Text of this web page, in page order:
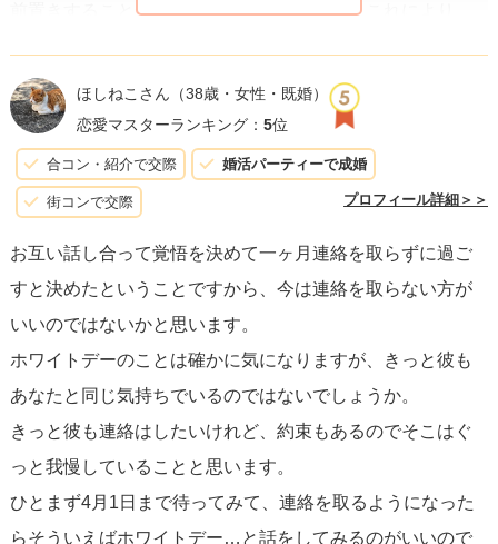
前置きすることから始めると良いでしょう。これにより、
ちを伝えられます。例えば、「ホワイトデーについて確認
したいことがあるんだけど、今少しだけ話してもいいか
な？」といった形で、彼の気持ちを尊重することを優先に
考えることが重要です。
とはいえ、連絡をするかどうかは最終的にはあなたの判断
です。連絡を控える選択をした場合も、約束を厳守したこ
とにより、あなたの真剣さや忍耐力を示すことができると
いう側面もあります。
どちらの選択にしても、最終的に大切なのは4/1以降にお互
いがどう向き合うかです。この期間を通じて、それぞれが
自身の感情や価値観を見直す良い機会にして、再び向き合
ほしねこさん （38歳・女性・既婚）
恋愛マスターランキング： 5位
合コン・紹介で交際 婚活パーティーで成婚
街コンで交際 プロフィール詳細＞＞
お互い話し合って覚悟を決めて一ヶ月連絡を取らずに過ご
すと決めたということですから、今は連絡を取らない方が
いいのではないかと思います。
ホワイトデーのことは確かに気になりますが、きっと彼も
あなたと同じ気持ちでいるのではないでしょうか。
きっと彼も連絡はしたいけれど、約束もあるのでそこはぐ
っと我慢していることと思います。
ひとまず4月1日まで待ってみて、連絡を取るようになった
らそういえばホワイトデー…と話をしてみるのがいいので